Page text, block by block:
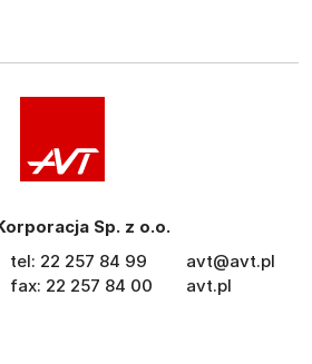
Sp. z o.o.
tel: 22 257 84 99
fax: 22 257 84 00
avt@avt.pl
avt.pl